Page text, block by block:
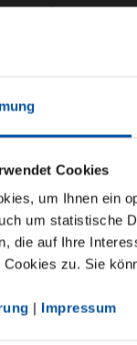
Cookies
um Ihnen ein
um statistische
die auf Ihre
Cookies zu. Sie
| Impressum
für das
steigt
wie